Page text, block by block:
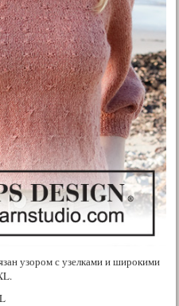
узором с узелками и широкими